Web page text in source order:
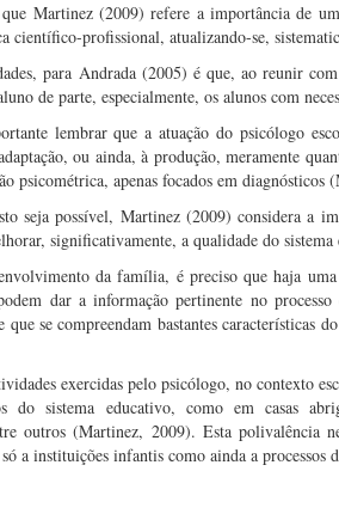
Martinez (2009) refere a importância de
científico-profissional, atualizando-se,
para Andrada (2005) é que, ao reunir
de parte, especialmente, os alunos com
lembrar que a atuação do psicólogo
ou ainda, à produção, meramente
psicométrica, apenas focados em diagnósticos
seja possível, Martinez (2009) considera a
significativamente, a qualidade do sistema
da família, é preciso que haja
dar a informação pertinente no
se compreendam bastantes características
exercidas pelo psicólogo, no contexto
do sistema educativo, como em casas
outros (Martinez, 2009). Esta polivalência
só a instituições infantis como ainda a